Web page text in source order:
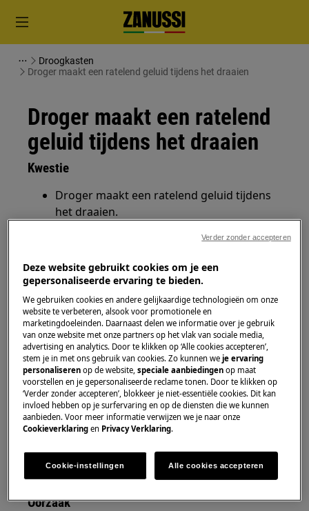
Droogkasten
Droger maakt een ratelend geluid tijdens het draaien
Droger maakt een ratelend
geluid tijdens het draaien
Kwestie
Droger maakt een ratelend geluid tijdens
het draaien.
Droger
Oplossing
Controleer of de droger geen contact
maakt met de muur of met de wasmachine
die naast de droger staat.
Neem contact op met onze servicedienst
voor een afspraak.
Wanneer de bovenstaande suggesties het
probleem niet hebben opgelost, adviseren wij
een bezoek van een technicus aan te vragen.
Oorzaak
Deze website gebruikt cookies om je een
gepersonaliseerde ervaring te bieden.
We gebruiken cookies en andere gelijkaardige technologieën om onze
website te verbeteren, alsook voor promotionele en
marketingdoeleinden. Daarnaast delen we informatie over je gebruik
van onze website met onze partners op het vlak van sociale media,
advertising en analytics. Door te klikken op ‘Alle cookies accepteren’,
stem je in met ons gebruik van cookies. Zo kunnen weje ervaring
personaliseren op de website,speciale aanbiedingen op maat
voorstellen en je gepersonaliseerde reclame tonen. Door te klikken op
‘Verder zonder accepteren’, blokkeer je niet-essentiële cookies. Dit kan
invloed hebben op je surfervaring en op de diensten die we kunnen
aanbieden. Voor meer informatie verwijzen we je naar onze
Cookieverklaring en Privacy Verklaring.
Cookie-instellingen Alle cookies accepteren
Verder zonder accepteren